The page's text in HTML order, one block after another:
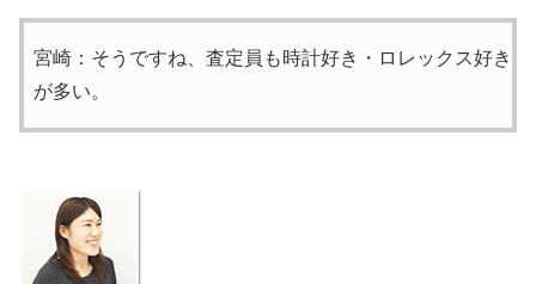
宮崎：そうですね、査定員も時計好き・ロレックス好き
が多い。